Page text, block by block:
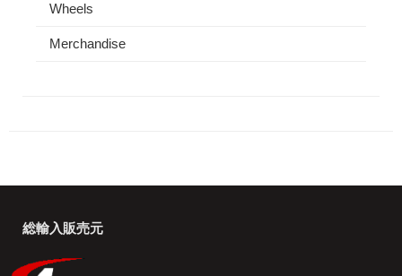
Wheels
Merchandise
総輸入販売元